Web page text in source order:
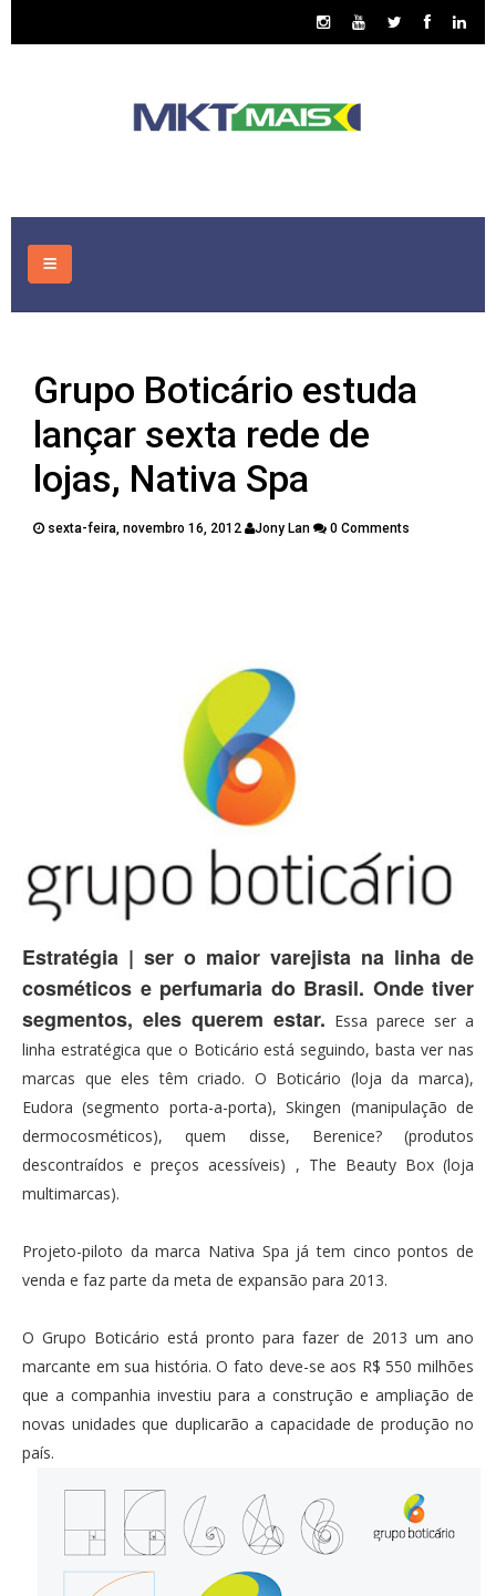
CONSULTORIA
ASSUNTOS
PUBLICAÇÕES
Grupo Boticário estuda
lançar sexta rede de
lojas, Nativa Spa
sexta-feira, novembro 16, 2012 Jony Lan 0 Comments
Estratégia | ser o maior varejista na linha de
cosméticos e perfumaria do Brasil. Onde tiver
segmentos, eles querem estar. Essa parece ser a
linha estratégica que o Boticário está seguindo, basta ver nas
marcas que eles têm criado. O Boticário (loja da marca),
Eudora (segmento porta-a-porta), Skingen (manipulação de
dermocosméticos), quem disse, Berenice? (produtos
descontraídos e preços acessíveis) , The Beauty Box (loja
multimarcas).
Projeto-piloto da marca Nativa Spa já tem cinco pontos de
venda e faz parte da meta de expansão para 2013.
O Grupo Boticário está pronto para fazer de 2013 um ano
marcante em sua história. O fato deve-se aos R$ 550 milhões
que a companhia investiu para a construção e ampliação de
novas unidades que duplicarão a capacidade de produção no
país.